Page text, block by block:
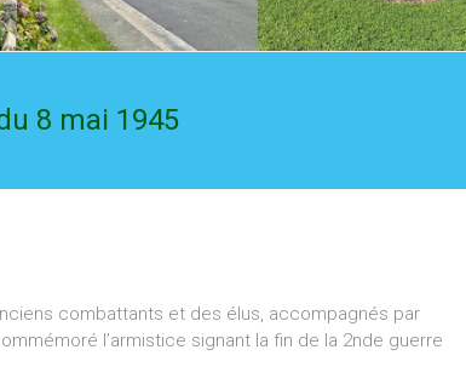
8 mai 1945
combattants et des élus, accompagnés par
l’armistice signant la fin de la 2nde guerre